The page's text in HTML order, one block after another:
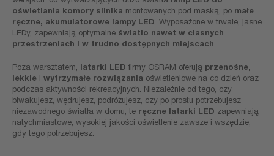
oświetlania komory silnika montowanych pod maską, po małe
ręczne, akumulatorowe lampy LED . Wyposażone w trwałe, jasne
LEDy, zapewniają optymalne światło nawet w ciasnych
przestrzeniach i w trudno dostępnych miejscach
Poza warsztatem, latarki LED firmy OSRAM oferują przenośne,
lekkie i wytrzymałe rozwiązania oświetleniowe na co dzień oraz
podczas aktywności rekreacyjnych. Niezależnie od tego, czy
biwakujesz, wędrujesz, podróżujesz, czy po prostu potrzebujesz
niezawodnego światła w domu, te ręczne latarki LED zapewniają
natychmiastowe, wysokiej jakości oświetlenie zawsze i wszędzie,
gdy tego potrzebujesz.